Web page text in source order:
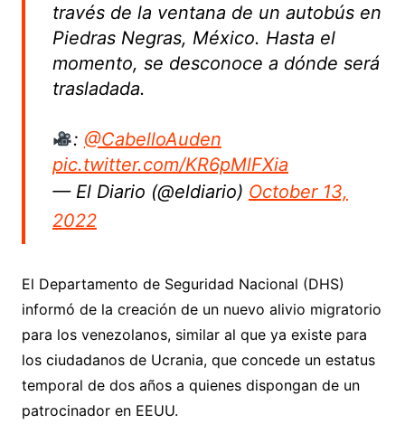
través de la ventana de un autobús en
Piedras Negras, México. Hasta el
momento, se desconoce a dónde será
trasladada.
: @CabelloAuden
pic.twitter.com/KR6pMlFXia
— El Diario (@eldiario) October 13,
2022
El Departamento de Seguridad Nacional (DHS)
informó de la creación de un nuevo alivio migratorio
para los venezolanos, similar al que ya existe para
los ciudadanos de Ucrania, que concede un estatus
temporal de dos años a quienes dispongan de un
patrocinador en EEUU.